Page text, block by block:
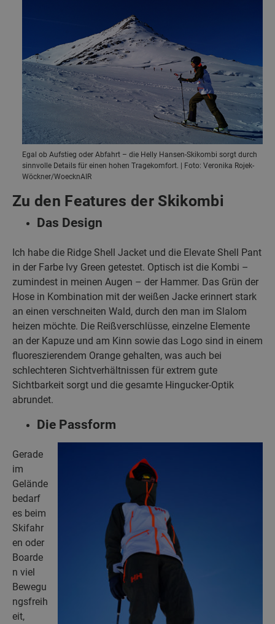
Egal ob Aufstieg oder Abfahrt – die Helly Hansen-Skikombi sorgt durch
sinnvolle Details für einen hohen Tragekomfort. | Foto: Veronika Rojek-
Wöckner/WoecknAIR
Zu den Features der Skikombi
Das Design
Ich habe die Ridge Shell Jacket und die Elevate Shell Pant
in der Farbe Ivy Green getestet. Optisch ist die Kombi –
zumindest in meinen Augen – der Hammer. Das Grün der
Hose in Kombination mit der weißen Jacke erinnert stark
an einen verschneiten Wald, durch den man im Slalom
heizen möchte. Die Reißverschlüsse, einzelne Elemente
an der Kapuze und am Kinn sowie das Logo sind in einem
fluoreszierendem Orange gehalten, was auch bei
schlechteren Sichtverhältnissen für extrem gute
Sichtbarkeit sorgt und die gesamte Hingucker-Optik
abrundet.
Die Passform
Gerade
im
Gelände
bedarf
es beim
Skifahr
en oder
Boarde
n viel
Bewegu
ngsfreih
eit,